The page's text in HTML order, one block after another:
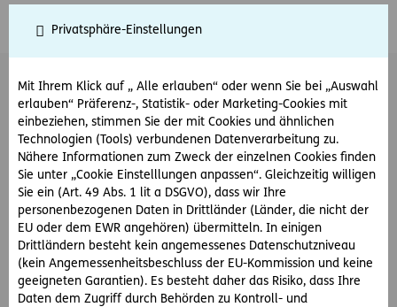
Privatsphäre-Einstellungen
Mit Ihrem Klick auf „ Alle erlauben“ oder wenn Sie bei „Auswahl
erlauben“ Präferenz-, Statistik- oder Marketing-Cookies mit
einbeziehen, stimmen Sie der mit Cookies und ähnlichen
Technologien (Tools) verbundenen Datenverarbeitung zu.
Nähere Informationen zum Zweck der einzelnen Cookies finden
Sie unter „Cookie Einstelllungen anpassen“. Gleichzeitig willigen
Sie ein (Art. 49 Abs. 1 lit a DSGVO), dass wir Ihre
personenbezogenen Daten in Drittländer (Länder, die nicht der
EU oder dem EWR angehören) übermitteln. In einigen
Drittländern besteht kein angemessenes Datenschutzniveau
(kein Angemessenheitsbeschluss der EU-Kommission und keine
geeigneten Garantien). Es besteht daher das Risiko, dass Ihre
Daten dem Zugriff durch Behörden zu Kontroll- und
Schadensmeldung KFZ
KFZ Schadensteht derzeit nicht zur Verfügung